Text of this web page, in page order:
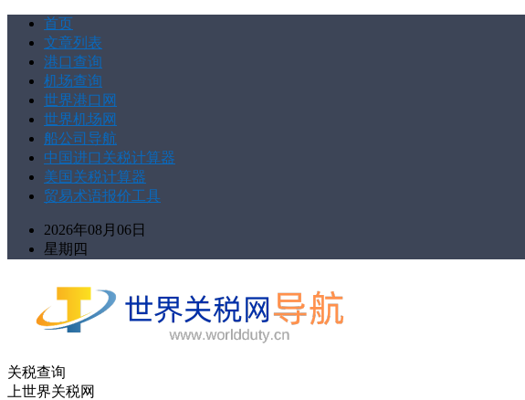
首页
文章列表
港口查询
机场查询
世界港口网
世界机场网
船公司导航
中国进口关税计算器
美国关税计算器
贸易术语报价工具
2026年08月06日
星期四
关税查询
上世界关税网